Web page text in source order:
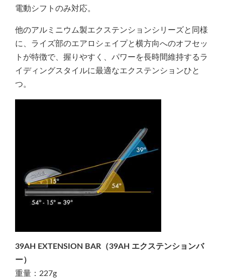
電動シフトのみ対応。
他のアルミニウム製エクステンションシリーズと同様
に、ライズ部のエアロシェイプと横方向へのオフセッ
トが特徴で、握りやすく、パワーを長時間維持するラ
イディングスタイルに最適なエクステンションひと
つ。
39AH EXTENSION BAR（39AH エクステンションバ
ー）
重量：227g